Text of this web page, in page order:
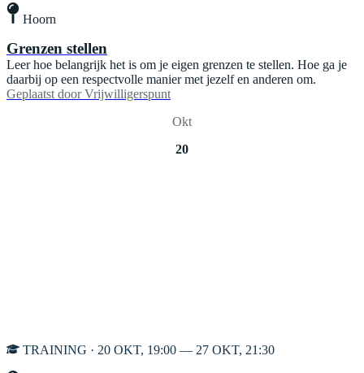
Hoorn
Grenzen stellen
Leer hoe belangrijk het is om je eigen grenzen te stellen. Hoe ga je
daarbij op een respectvolle manier met jezelf en anderen om.
Geplaatst door Vrijwilligerspunt
Okt
20
TRAINING · 20 OKT, 19:00 — 27 OKT, 21:30